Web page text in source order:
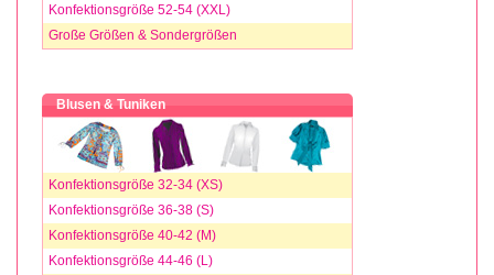
Konfektionsgröße 52-54 (XXL)
Große Größen & Sondergrößen
Blusen & Tuniken
Konfektionsgröße 32-34 (XS)
Konfektionsgröße 36-38 (S)
Konfektionsgröße 40-42 (M)
Konfektionsgröße 44-46 (L)